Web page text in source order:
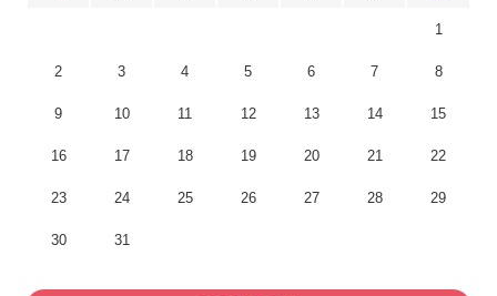
1
2 3 4 5 6 7 8
9 10 11 12 13 14 15
16 17 18 19 20 21 22
23 24 25 26 27 28 29
30 31